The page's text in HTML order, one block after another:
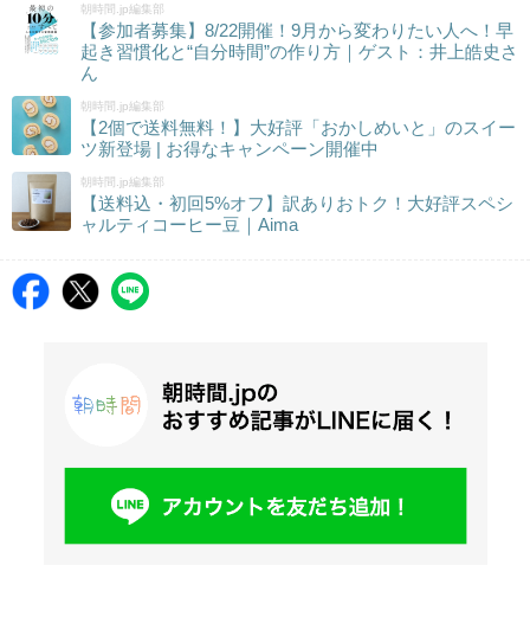
朝時間.jp編集部
【参加者募集】8/22開催！9月から変わりたい人へ！早
起き習慣化と“自分時間”の作り方｜ゲスト：井上皓史さ
ん
朝時間.jp編集部
【2個で送料無料！】大好評「おかしめいと」のスイー
ツ新登場 | お得なキャンペーン開催中
朝時間.jp編集部
【送料込・初回5%オフ】訳ありおトク！大好評スペシ
ャルティコーヒー豆｜Aima